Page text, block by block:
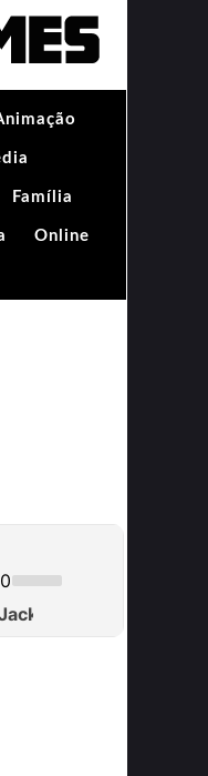
Família
Online